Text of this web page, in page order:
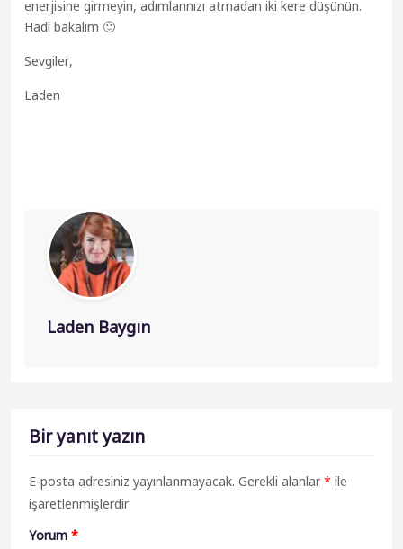
enerjisine girmeyin, adımlarınızı atmadan iki kere düşünün.
Hadi bakalım 🙂
Sevgiler,
Laden
Laden Baygın
Bir yanıt yazın
E-posta adresiniz yayınlanmayacak. Gerekli alanlar * ile
işaretlenmişlerdir
Yorum *